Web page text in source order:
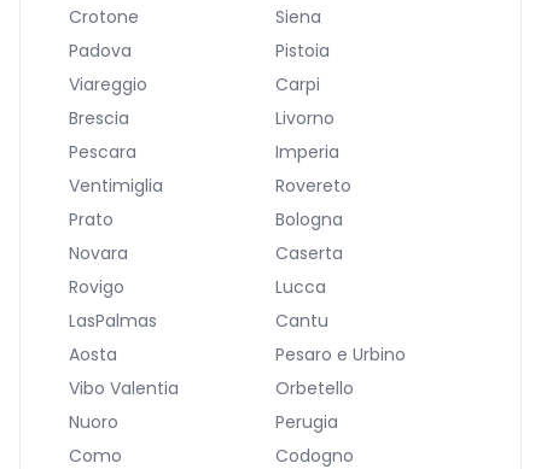
Crotone
Siena
Padova
Pistoia
Viareggio
Carpi
Brescia
Livorno
Pescara
Imperia
Ventimiglia
Rovereto
Prato
Bologna
Novara
Caserta
Rovigo
Lucca
LasPalmas
Cantu
Aosta
Pesaro e Urbino
Vibo Valentia
Orbetello
Nuoro
Perugia
Como
Codogno